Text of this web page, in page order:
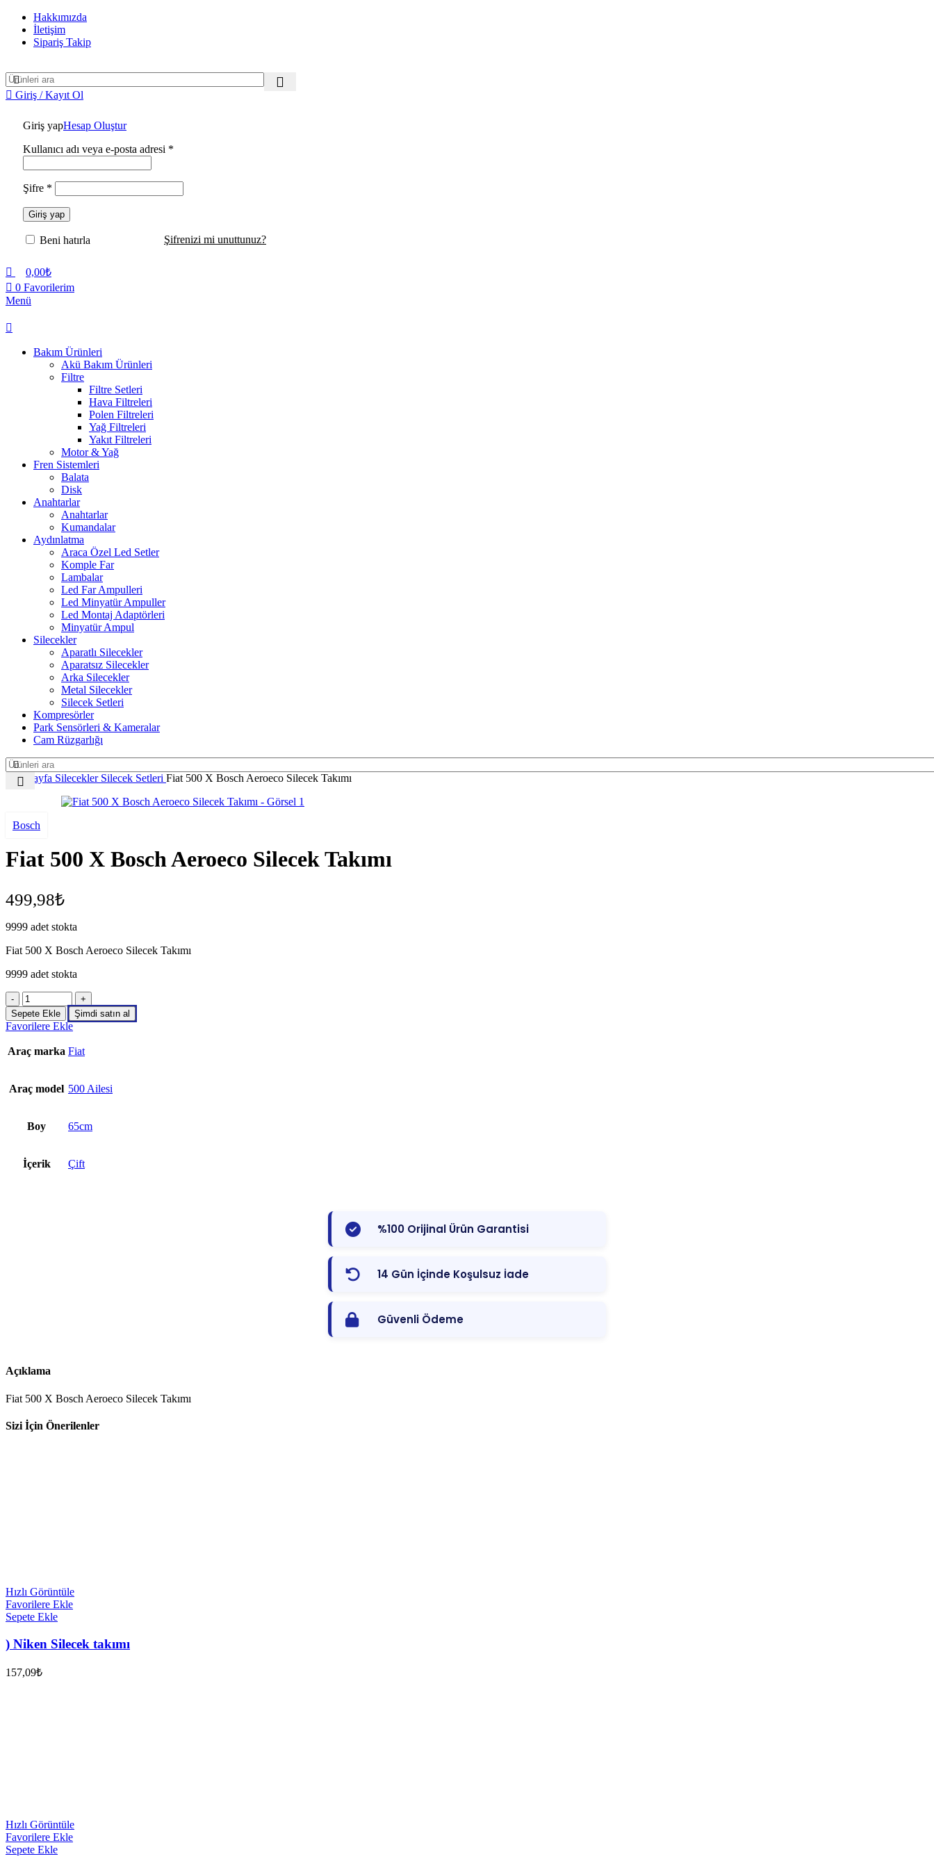
Hakkımızda
İletişim
Sipariş Takip
Giriş / Kayıt Ol
Giriş yapHesap Oluştur
Kullanıcı adı veya e-posta adresi *
Şifre *
Giriş yap
Şifrenizi mi unuttunuz?
Beni hatırla
0,00₺
0 Favorilerim
Menü
Bakım Ürünleri
Akü Bakım Ürünleri
Filtre
Filtre Setleri
Hava Filtreleri
Polen Filtreleri
Yağ Filtreleri
Yakıt Filtreleri
Motor & Yağ
Fren Sistemleri
Balata
Disk
Anahtarlar
Anahtarlar
Kumandalar
Aydınlatma
Araca Özel Led Setler
Komple Far
Lambalar
Led Far Ampulleri
Led Minyatür Ampuller
Led Montaj Adaptörleri
Minyatür Ampul
Silecekler
Aparatlı Silecekler
Aparatsız Silecekler
Arka Silecekler
Metal Silecekler
Silecek Setleri
Kompresörler
Park Sensörleri & Kameralar
Cam Rüzgarlığı
Ana Sayfa Silecekler Silecek Setleri Fiat 500 X Bosch Aeroeco Silecek Takımı
Bosch
Fiat 500 X Bosch Aeroeco Silecek Takımı
499,98₺
9999 adet stokta
Fiat 500 X Bosch Aeroeco Silecek Takımı
9999 adet stokta
Fiat
500
X
Bosch
Aeroeco
Silecek
adet
Sepete Ekle Şimdi satın al
Favorilere Ekle
Araç marka Fiat
Araç model 500 Ailesi
Boy 65cm
İçerik Çift
%100 Orijinal Ürün Garantisi
14 Gün İçinde Koşulsuz İade
Güvenli Ödeme
Açıklama
Fiat 500 X Bosch Aeroeco Silecek Takımı
Sizi İçin Önerilenler
Hızlı Görüntüle
Favorilere Ekle
Sepete Ekle
) Niken Silecek takımı
157,09₺
Hızlı Görüntüle
Favorilere Ekle
Sepete Ekle